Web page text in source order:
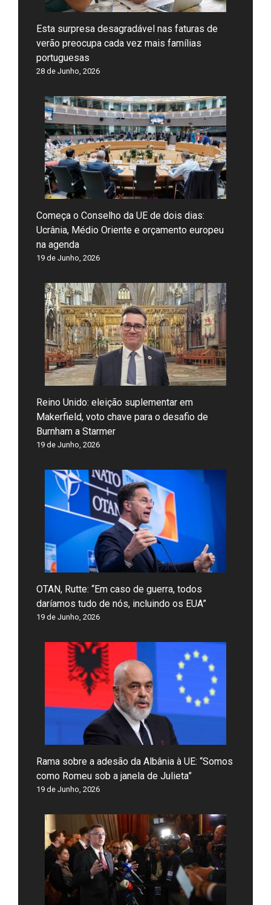
Esta surpresa desagradável nas faturas de
verão preocupa cada vez mais famílias
portuguesas
28 de Junho, 2026
Começa o Conselho da UE de dois dias:
Ucrânia, Médio Oriente e orçamento europeu
na agenda
19 de Junho, 2026
Reino Unido: eleição suplementar em
Makerfield, voto chave para o desafio de
Burnham a Starmer
19 de Junho, 2026
OTAN, Rutte: “Em caso de guerra, todos
daríamos tudo de nós, incluindo os EUA”
19 de Junho, 2026
Rama sobre a adesão da Albânia à UE: “Somos
como Romeu sob a janela de Julieta”
19 de Junho, 2026